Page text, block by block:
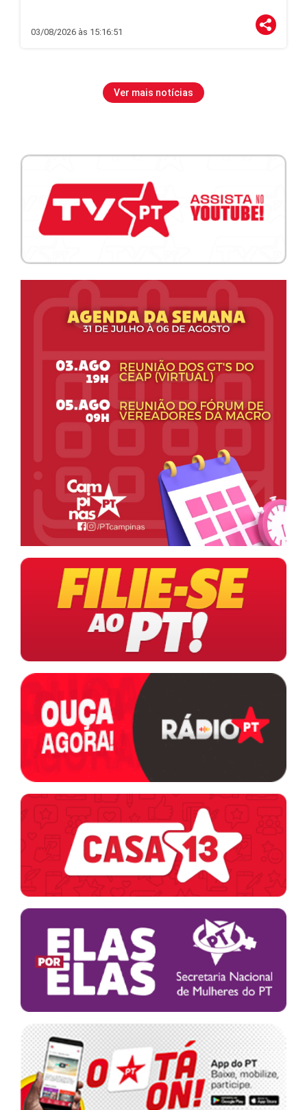
03/08/2026 às 15:16:51
Ver mais notícias